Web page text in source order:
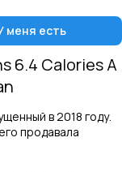
меня есть
6.4 Calories A
в 2018 году.
продавала